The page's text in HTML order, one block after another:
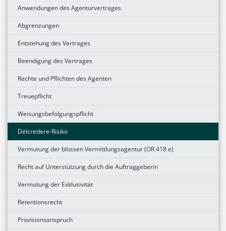
Anwendungen des Agenturvertrages
Abgrenzungen
Entstehung des Vertrages
Beendigung des Vertrages
Rechte und Pflichten des Agenten
Treuepflicht
Weisungsbefolgungspflicht
Delcredere-Risiko
Vermutung der blossen Vermittlungsagentur (OR 418 e)
Recht auf Unterstützung durch die Auftraggeberin
Vermutung der Exklusivität
Retentionsrecht
Provisionsanspruch